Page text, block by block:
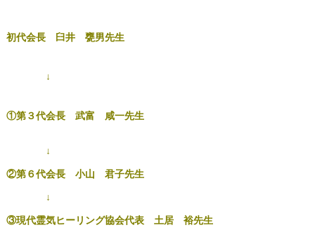
初代会長 臼井 甕男先生
↓
①第３代会長 武富 咸一先生
↓
②第６代会長 小山 君子先生
↓
③現代霊気ヒーリング協会代表 土居 裕先生